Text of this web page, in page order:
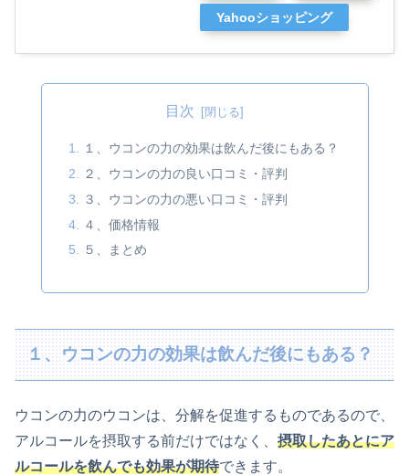
Yahooショッピング
目次
１、ウコンの力の効果は飲んだ後にもある？
２、ウコンの力の良い口コミ・評判
３、ウコンの力の悪い口コミ・評判
４、価格情報
５、まとめ
１、ウコンの力の効果は飲んだ後にもある？
ウコンの力のウコンは、分解を促進するものであるので、
アルコールを摂取する前だけではなく、 摂取したあとにア
ルコールを飲んでも効果が期待できます。